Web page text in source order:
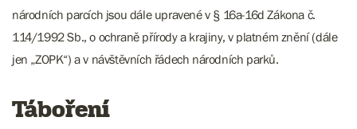
národních parcích jsou dále upravené v § 16a-16d Zákona č.
114/1992 Sb., o ochraně přírody a krajiny, v platném znění (dále
jen „ZOPK“) a v návštěvních řádech národních parků.
Táboření